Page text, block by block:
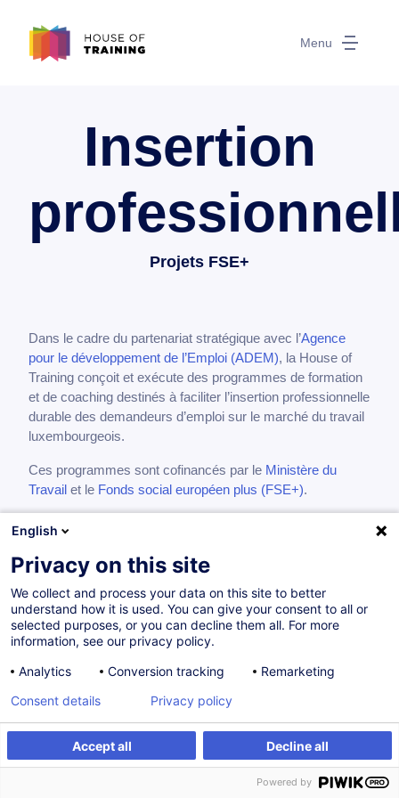
Menu
Insertion
Projets FSE+
Dans le cadre du partenariat stratégique avec l’Agence
pour le développement de l’Emploi (ADEM), la House of
Training conçoit et exécute des programmes de formation
et de coaching destinés à faciliter l’insertion professionnelle
durable des demandeurs d’emploi sur le marché du travail
luxembourgeois.
Ces programmes sont cofinancés par le Ministère du
Travail et le Fonds social européen plus (FSE+).
Si vous êtes actuellement inscrit à l’ADEM, contactez
votre conseiller référent ou
plus de renseignements.
English
Privacy on this site
We collect and process your data on this site to better
understand how it is used. You can give your consent to all or
selected purposes, or you can decline them all. For more
information, see our privacy policy.
Analytics
Conversion tracking Remarketing
Accept all Decline all
Consent details Privacy policy
Powered by